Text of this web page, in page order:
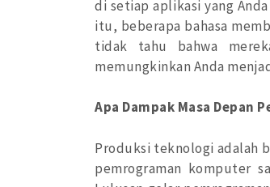
di setiap aplikasi yang
itu, beberapa bahasa
tidak tahu bahwa
memungkinkan Anda
Apa Dampak Masa Depan
Produksi teknologi adalah
pemrograman komputer